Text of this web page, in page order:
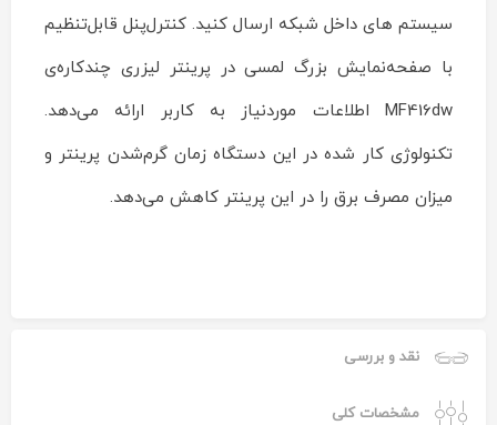
سیستم های داخل شبکه ارسال کنید. کنترل‌پنل قابل‌تنظیم
با صفحه‌نمایش بزرگ لمسی در پرینتر لیزری چندکاره‌ی
MF416dw اطلاعات موردنیاز به کاربر ارائه می‌دهد.
تکنولوژی کار شده در این دستگاه زمان گرم‌شدن پرینتر و
میزان مصرف برق را در این پرینتر کاهش می‌دهد.
نقد و بررسی
مشخصات کلی